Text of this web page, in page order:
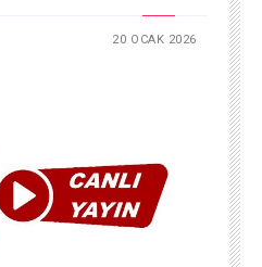
20 OCAK 2026